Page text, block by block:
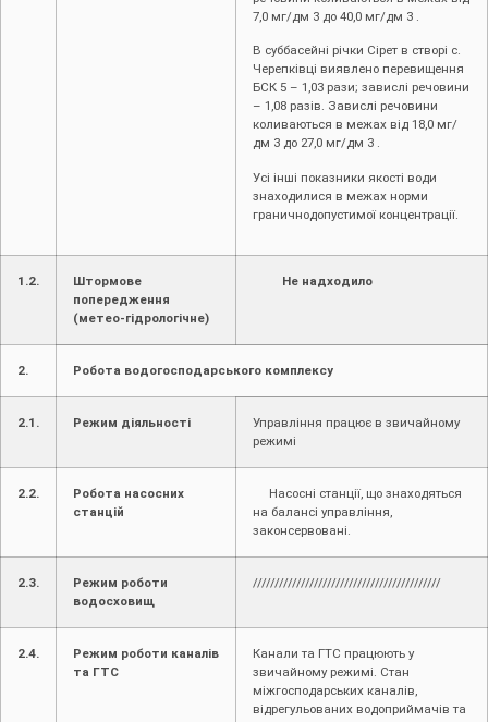
7,0 мг/дм 3 до 40,0 мг/дм 3 .
В суббасейні річки Сірет в створі с.
Черепківці виявлено перевищення
БСК 5 – 1,03 рази; завислі речовини
– 1,08 разів. Завислі речовини
коливаються в межах від 18,0 мг/
дм 3 до 27,0 мг/дм 3 .
Усі інші показники якості води
знаходилися в межах норми
граничнодопустимої концентрації.
1.2.
Штормове
попередження
(метео-гідрологічне)
Не надходило
2. Робота водогосподарського комплексу
2.1. Режим діяльності
Управління працює в звичайному
режимі
2.2.
Робота насосних
станцій
Насосні станції, що знаходяться
на балансі управління,
законсервовані.
2.3.
Режим роботи
водосховищ
///////////////////////////////////////////
2.4.
Режим роботи каналів
та ГТС
Канали та ГТС працюють у
звичайному режимі. Стан
міжгосподарських каналів,
відрегульованих водоприймачів та